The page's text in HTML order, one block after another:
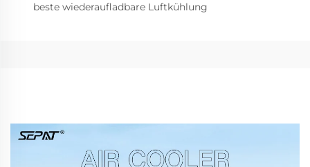
beste wiederaufladbare Luftkühlung